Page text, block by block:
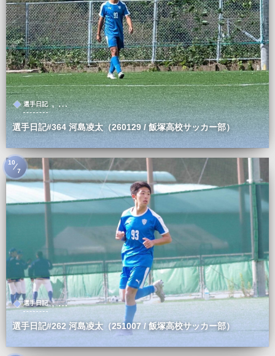
選手日記 , …
選手日記#364 河島凌太（260129 / 飯塚高校サッカー部）
選手日記 , …
選手日記#262 河島凌太（251007 / 飯塚高校サッカー部）
10
7